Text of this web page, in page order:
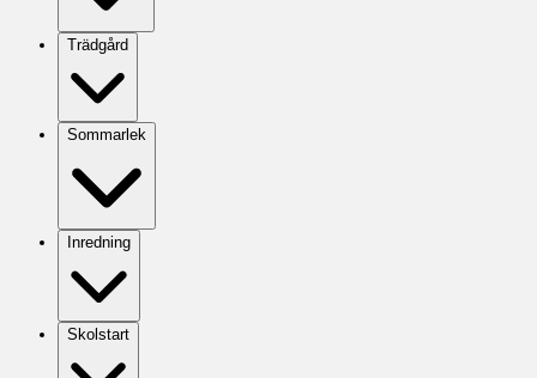
Trädgård
Sommarlek
Inredning
Skolstart